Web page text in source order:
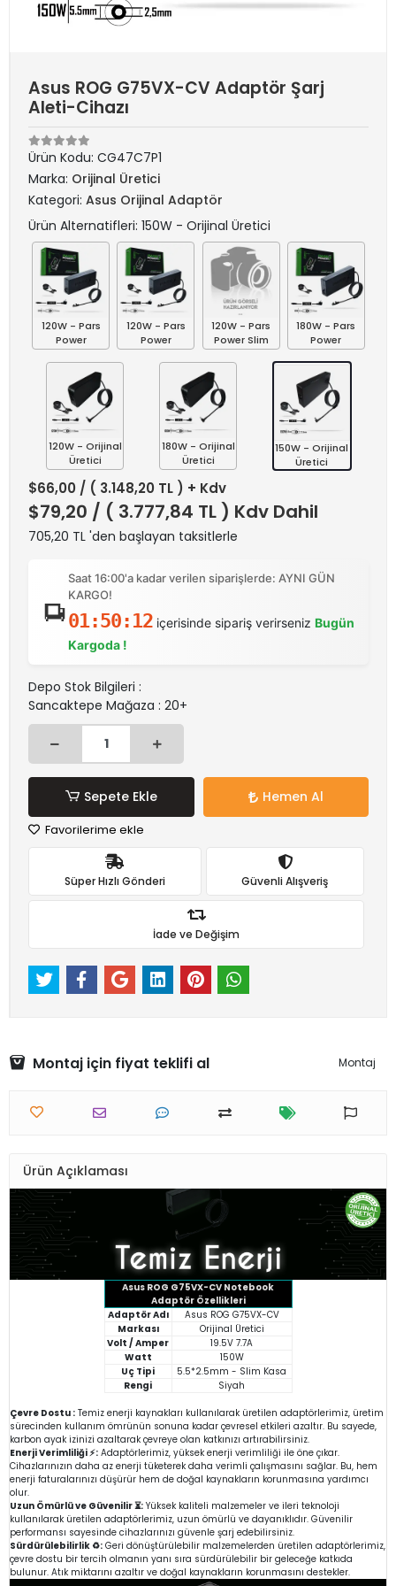
Asus ROG G75VX-CV Adaptör Şarj
Aleti-Cihazı
Ürün Kodu: CG47C7P1
Marka: Orijinal Üretici
Kategori: Asus Orijinal Adaptör
Ürün Alternatifleri: 150W - Orijinal Üretici
120W - Pars
Power
120W - Pars
Power
120W - Pars
Power Slim
180W - Pars
Power
120W - Orijinal
Üretici
180W - Orijinal
Üretici
150W - Orijinal
Üretici
$66,00 / ( 3.148,20 TL ) + Kdv
$79,20 / ( 3.777,84 TL ) Kdv Dahil
705,20 TL 'den başlayan taksitlerle
Saat 16:00'a kadar verilen siparişlerde: AYNI GÜN
KARGO!
01:50:12içerisinde sipariş verirseniz Bugün
Kargoda !
Depo Stok Bilgileri :
Sancaktepe Mağaza : 20+
Sepete Ekle Hemen Al
Favorilerime ekle
Süper Hızlı Gönderi Güvenli Alışveriş
İade ve Değişim
Montaj için fiyat teklifi al Montaj
Ürün Açıklaması
Asus ROG G75VX-CV Notebook
Adaptör Özellikleri
Adaptör Adı
Asus ROG G75VX-CV
Markası
Orijinal Üretici
Volt / Amper
19.5V 7.7A
Watt
150W
Uç Tipi
5.5*2.5mm - Slim Kasa
Rengi
Siyah
Çevre Dostu : Temiz enerji kaynakları kullanılarak üretilen adaptörlerimiz, üretim
sürecinden kullanım ömrünün sonuna kadar çevresel etkileri azaltır. Bu sayede,
karbon ayak izinizi azaltarak çevreye olan katkınızı artırabilirsiniz.
Enerji Verimliliği ⚡: Adaptörlerimiz, yüksek enerji verimliliği ile öne çıkar.
Cihazlarınızın daha az enerji tüketerek daha verimli çalışmasını sağlar. Bu, hem
enerji faturalarınızı düşürür hem de doğal kaynakların korunmasına yardımcı
olur.
Uzun Ömürlü ve Güvenilir ⏳: Yüksek kaliteli malzemeler ve ileri teknoloji
kullanılarak üretilen adaptörlerimiz, uzun ömürlü ve dayanıklıdır. Güvenilir
performansı sayesinde cihazlarınızı güvenle şarj edebilirsiniz.
Sürdürülebilirlik ♻️: Geri dönüştürülebilir malzemelerden üretilen adaptörlerimiz,
çevre dostu bir tercih olmanın yanı sıra sürdürülebilir bir geleceğe katkıda
bulunur. Atık miktarını azaltır ve doğal kaynakların korunmasını destekler.